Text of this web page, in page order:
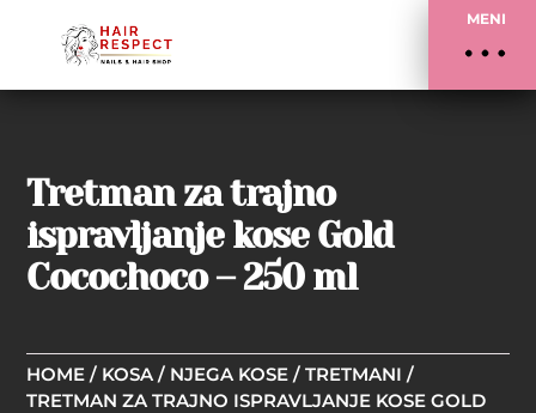
MENI
Tretman za trajno
ispravljanje kose Gold
Cocochoco – 250 ml
HOME / KOSA / NJEGA KOSE /TRETMANI /
TRETMAN ZA TRAJNO ISPRAVLJANJE KOSE GOLD